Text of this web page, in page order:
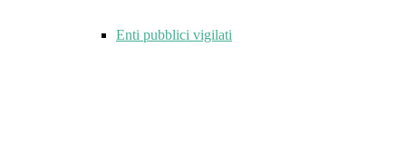
Enti pubblici vigilati